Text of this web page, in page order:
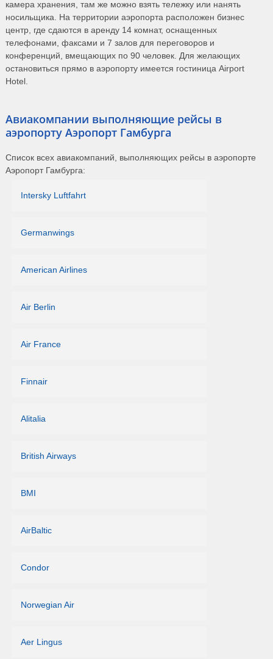
камера хранения, там же можно взять тележку или нанять
носильщика. На территории аэропорта расположен бизнес
центр, где сдаются в аренду 14 комнат, оснащенных
телефонами, факсами и 7 залов для переговоров и
конференций, вмещающих по 90 человек. Для желающих
остановиться прямо в аэропорту имеется гостиница Airport
Hotel.
Авиакомпании выполняющие рейсы в
аэропорту Аэропорт Гамбурга
Список всех авиакомпаний, выполняющих рейсы в аэропорте
Аэропорт Гамбурга:
Intersky Luftfahrt
Germanwings
American Airlines
Air Berlin
Air France
Finnair
Alitalia
British Airways
BMI
AirBaltic
Condor
Norwegian Air
Aer Lingus